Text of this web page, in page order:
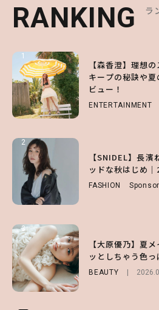
RANKING ラ
1
【森香澄】理想
キープの秘訣や
ビュー！
ENTERTAINMENT
2
【SNIDEL】長
ッドな秋はじめ
FASHION
3
【大原優乃】夏
ッとしちゃう色
BEAUTY
RANKING ラ
1
【ハローキティ
第1弾の気になる
チェック！
LIFESTYLE
2
【大原優乃】夏
ッとしちゃう色
BEAUTY
3
る⁉ 39店舗限定
ノ®』を徹底レ
RANKING ラ
1
【SNIDEL】長濱
ッドな秋はじめ
2
【付録】総柄ハ
ノ国屋コラボの
い味方！【オトナ
3
げなく肌見せ！
るマストハブア